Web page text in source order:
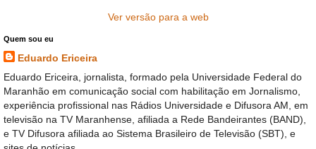
Ver versão para a web
Quem sou eu
Eduardo Ericeira
Eduardo Ericeira, jornalista, formado pela Universidade Federal do
Maranhão em comunicação social com habilitação em Jornalismo,
experiência profissional nas Rádios Universidade e Difusora AM, em
televisão na TV Maranhense, afiliada a Rede Bandeirantes (BAND),
e TV Difusora afiliada ao Sistema Brasileiro de Televisão (SBT), e